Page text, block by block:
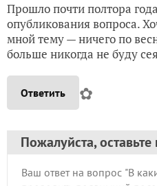
Прошло почти полтора
опубликования вопроса.
мной тему — ничего по
больше никогда не буду
Ответить ✿
Пожалуйста,